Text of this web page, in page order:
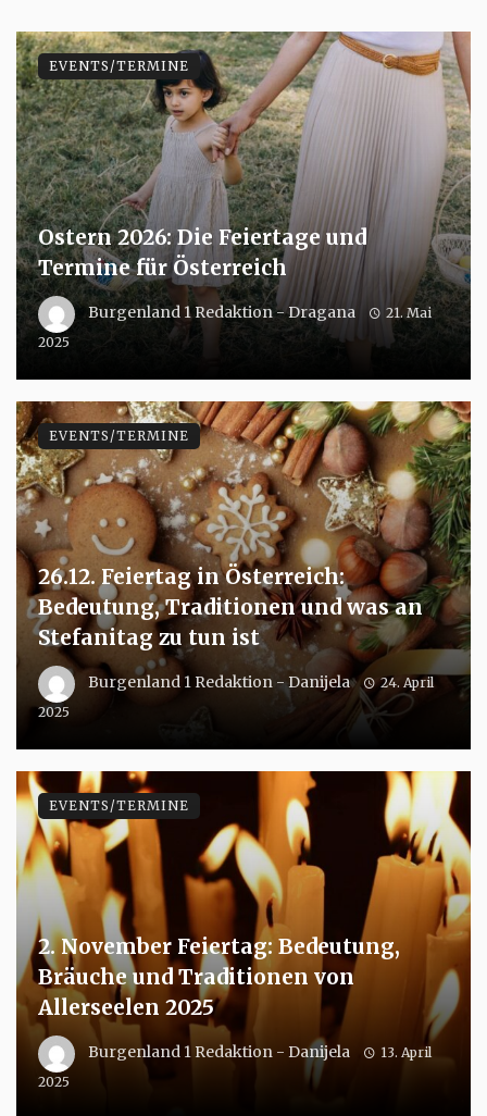
Ostern 2026: Die Feiertage und
Termine für Österreich
Burgenland 1 Redaktion - Dragana
21. Mai
2025
EVENTS/TERMINE
26.12. Feiertag in Österreich:
Bedeutung, Traditionen und was an
Stefanitag zu tun ist
Burgenland 1 Redaktion - Danijela
24. April
2025
EVENTS/TERMINE
2. November Feiertag: Bedeutung,
Bräuche und Traditionen von
Allerseelen 2025
Burgenland 1 Redaktion - Danijela
13. April
2025
EVENTS/TERMINE